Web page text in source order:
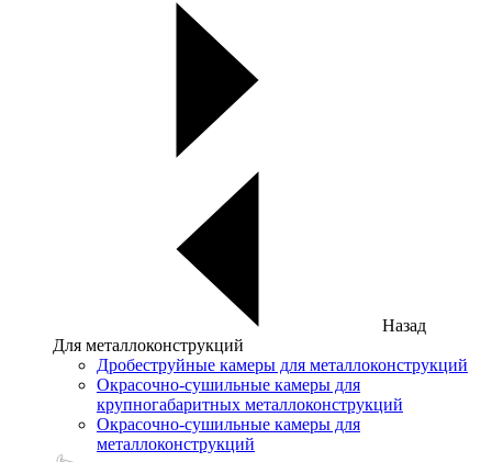
Назад
Для металлоконструкций
Дробеструйные камеры для металлоконструкций
Окрасочно-сушильные камеры для
крупногабаритных металлоконструкций
Окрасочно-сушильные камеры для
металлоконструкций